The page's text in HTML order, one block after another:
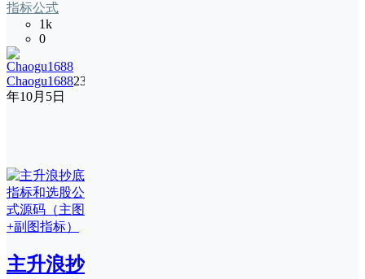
指标公式
1k
0
Chaogu168823
年10月5日
主升浪抄